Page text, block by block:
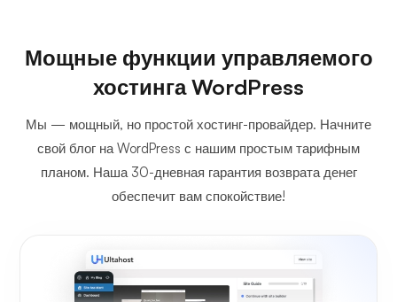
Мощные функции управляемого
хостинга WordPress
Мы — мощный, но простой хостинг-провайдер. Начните
свой блог на WordPress с нашим простым тарифным
планом. Наша 30-дневная гарантия возврата денег
обеспечит вам спокойствие!